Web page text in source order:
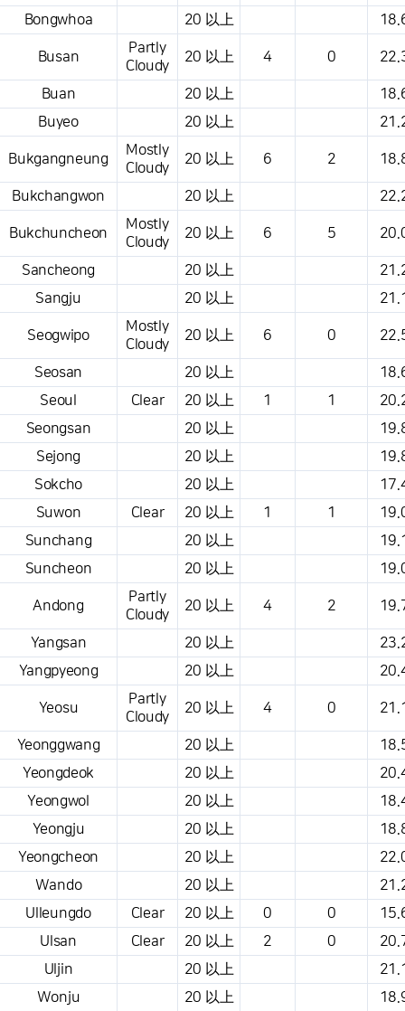
Bongwhoa 20 以上
Busan
Partly
Cloudy
20 以上 4 0
Buan 20 以上
Buyeo
20 以上
Bukgangneung
Mostly
Cloudy
20 以上 6 2
Bukchangwon 20 以上
Bukchuncheon
Mostly
Cloudy
20 以上 6 5
Sancheong 20 以上
Sangju
20 以上
Seogwipo
Mostly
Cloudy
20 以上 6 0
Seosan 20 以上
Seoul
Clear 20 以上 1 1
Seongsan
20 以上
Sejong
20 以上
Sokcho
20 以上
Suwon
Clear 20 以上 1 1
Sunchang
20 以上
Suncheon
20 以上
Andong
Partly
Cloudy
20 以上 4 2
Yangsan 20 以上
Yangpyeong
20 以上
Yeosu
Partly
Cloudy
20 以上 4 0
Yeonggwang 20 以上
Yeongdeok
20 以上
Yeongwol
20 以上
Yeongju
20 以上
Yeongcheon
20 以上
Wando
20 以上
Ulleungdo
Clear 20 以上 0 0
Ulsan
Clear 20 以上 2 0
Uljin
20 以上
Wonju
20 以上